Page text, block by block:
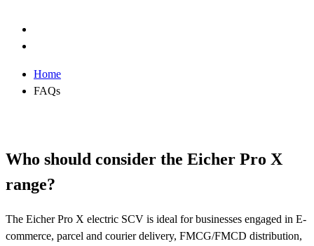
Home
FAQs
Who should consider the Eicher Pro X
range?
The Eicher Pro X electric SCV is ideal for businesses engaged in E-
commerce, parcel and courier delivery, FMCG/FMCD distribution,